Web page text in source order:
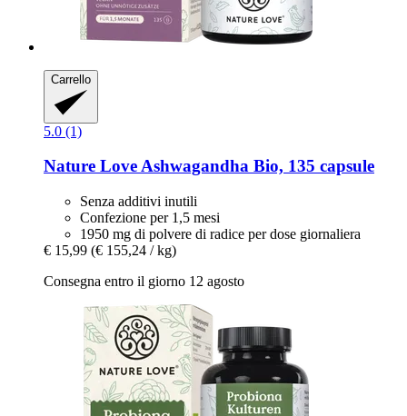
Carrello
5.0 (1)
Nature LoveAshwagandha Bio, 135 capsule
Senza additivi inutili
Confezione per 1,5 mesi
1950 mg di polvere di radice per dose giornaliera
€ 15,99 (€ 155,24 / kg)
Consegna entro il giorno 12 agosto